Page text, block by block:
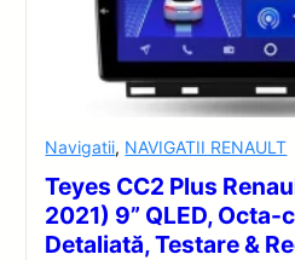
Navigatii, NAVIGATII RENAULT
Teyes CC2 Plus
2021) 9” QLED,
Detaliată, Testare &